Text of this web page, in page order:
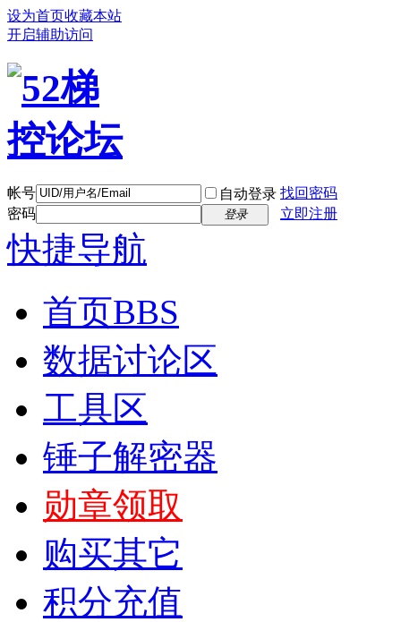
设为首页收藏本站
开启辅助访问
帐号 自动登录 找回密码
密码
登录 立即注册
快捷导航
首页BBS
数据讨论区
工具区
锤子解密器
勋章领取
购买其它
积分充值